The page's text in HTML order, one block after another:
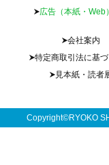
広告（本紙・Web
会社案内
特定商取引法に基
見本紙・読者
Copyright©RYOKO